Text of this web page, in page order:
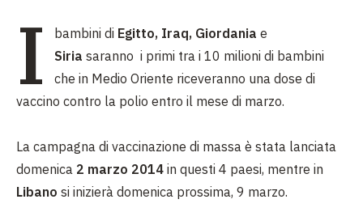
I bambini di Egitto, Iraq, Giordania e
Siria saranno i primi tra i 10 milioni di bambini
che in Medio Oriente riceveranno una dose di
vaccino contro la polio entro il mese di marzo.
La campagna di vaccinazione di massa è stata lanciata
domenica 2 marzo 2014 in questi 4 paesi, mentre in
Libano si inizierà domenica prossima, 9 marzo.